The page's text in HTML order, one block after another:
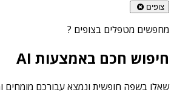
צופים
מחפשים מטפלים בצופים ?
חיפוש חכם באמצעות AI
שאלו בשפה חופשית ונמצא עבורכם מומחים